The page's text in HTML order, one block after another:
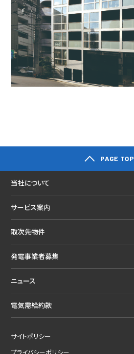
PAGE TOP
当社について
サービス案内
取次先物件
発電事業者募集
ニュース
電気需給約款
サイトポリシー
プライバシーポリシー